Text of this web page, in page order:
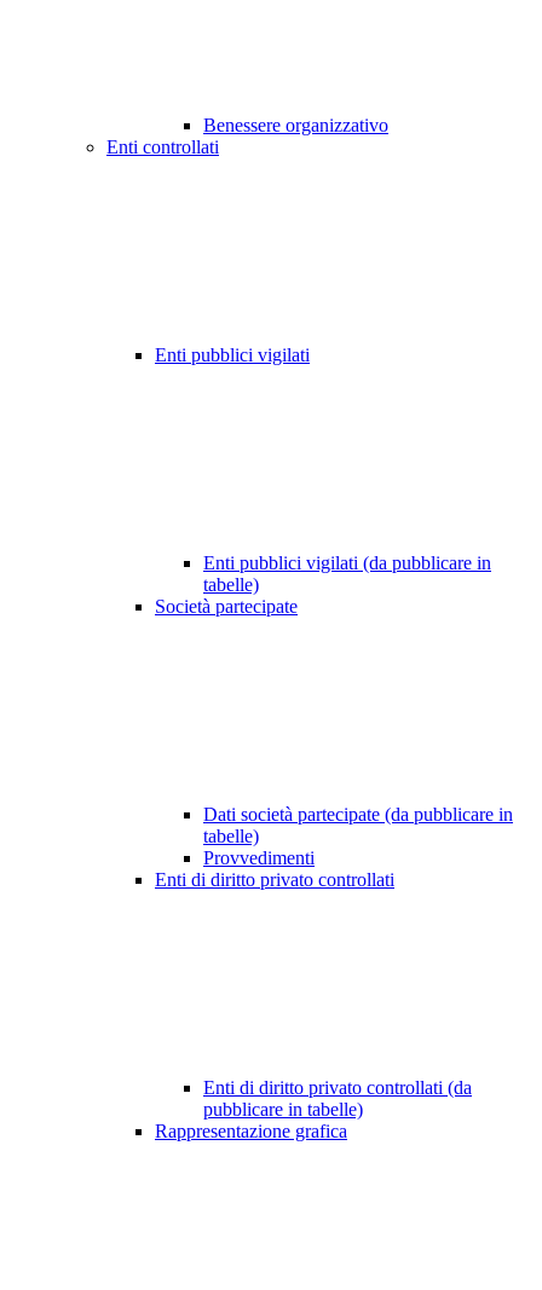
Benessere organizzativo
Enti controllati
Enti pubblici vigilati
Enti pubblici vigilati (da pubblicare in
tabelle)
Società partecipate
Dati società partecipate (da pubblicare in
tabelle)
Provvedimenti
Enti di diritto privato controllati
Enti di diritto privato controllati (da
pubblicare in tabelle)
Rappresentazione grafica